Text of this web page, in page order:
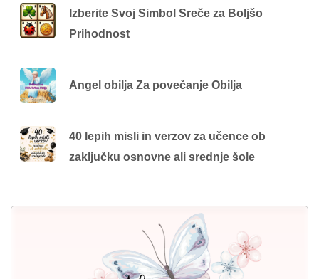
Izberite Svoj Simbol Sreče za Boljšo
Prihodnost
Angel obilja Za povečanje Obilja
40 lepih misli in verzov za učence ob
zaključku osnovne ali srednje šole